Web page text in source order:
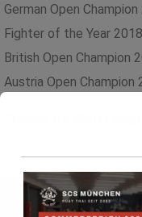
German Open
Fighter of the Year
British Open Champion
Austria Open Champion
Trainer für